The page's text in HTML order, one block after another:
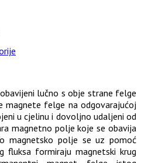
lučno s obje strane felge
magnete felge na odgovarajućoj
u cjelinu i dovoljno udaljeni od
magnetno polje koje se obavija
magnetsko polje se uz pomoć
fluksa formiraju magnetski krug